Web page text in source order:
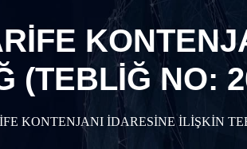
(TEBLİĞ NO:
KONTENJANI İDARESİNE İLİŞKİN